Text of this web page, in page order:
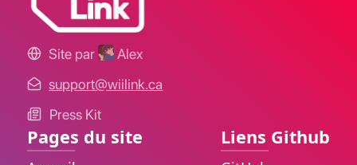
Site par
Alex
support@wiilink.ca
Press Kit
Pages du site Liens Github